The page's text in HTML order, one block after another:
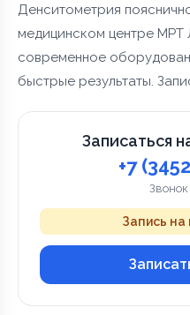
Денситометрия
медицинском центре МРТ
современное
быстрые результаты.
Записаться
+7
Запись